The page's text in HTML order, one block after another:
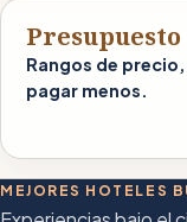
Presupuesto
Rangos de
pagar menos.
MEJORES HOTELES